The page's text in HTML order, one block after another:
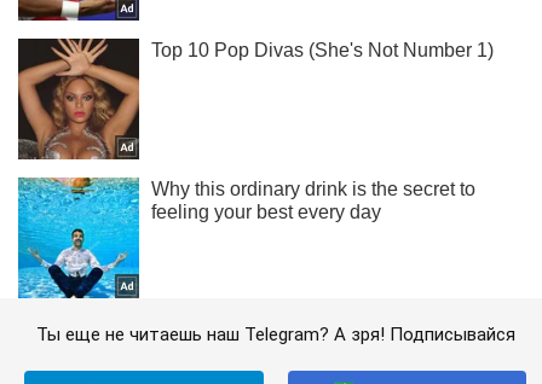
Ты еще не читаешь наш Telegram? А зря! Подписывайся